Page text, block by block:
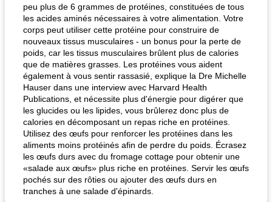
fiesta tostadas le méga's jopp joes
peu plus de 6 grammes de protéines, constituées de tous
les acides aminés nécessaires à votre alimentation. Votre
corps peut utiliser cette protéine pour construire de
nouveaux tissus musculaires - un bonus pour la perte de
poids, car les tissus musculaires brûlent plus de calories
que de matières grasses. Les protéines vous aident
également à vous sentir rassasié, explique la Dre Michelle
Hauser dans une interview avec Harvard Health
Publications, et nécessite plus d'énergie pour digérer que
les glucides ou les lipides, vous brûlerez donc plus de
calories en décomposant un repas riche en protéines.
Utilisez des œufs pour renforcer les protéines dans les
aliments moins protéinés afin de perdre du poids. Écrasez
les œufs durs avec du fromage cottage pour obtenir une
«salade aux œufs» plus riche en protéines. Servir les œufs
pochés sur des rôties ou ajouter des œufs durs en
tranches à une salade d'épinards.